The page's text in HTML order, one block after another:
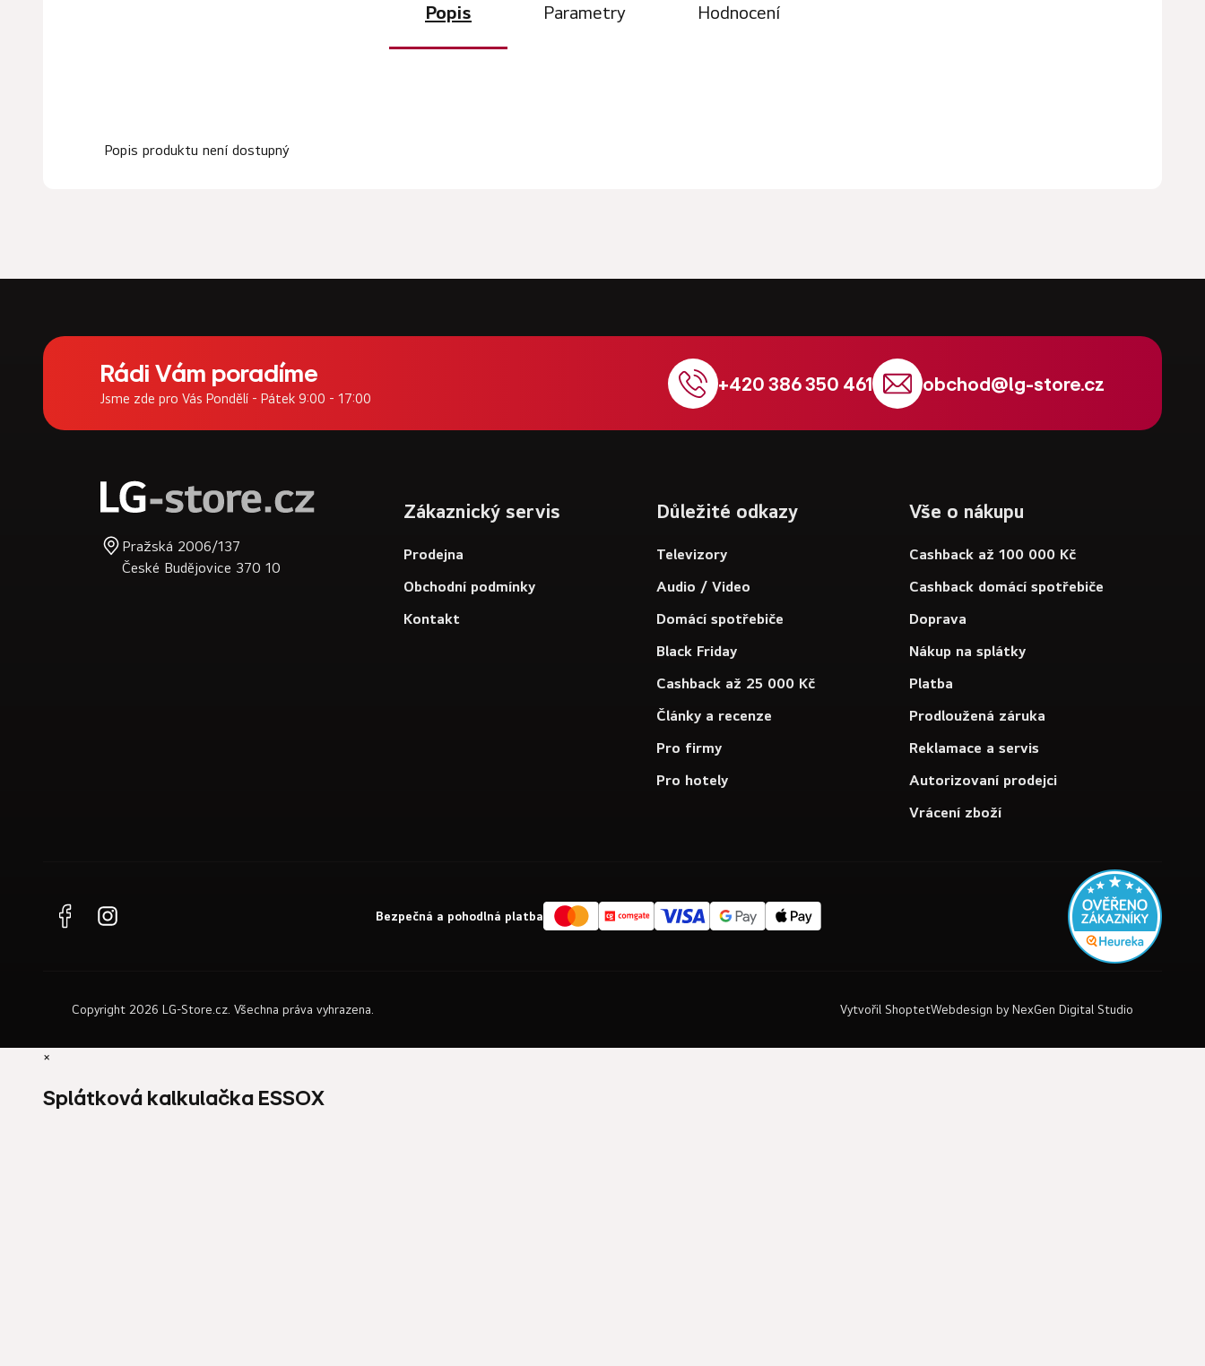
Popis Parametry Hodnocení
Popis produktu není dostupný
Rádi Vám poradíme
Jsme zde pro Vás Pondělí - Pátek 9:00 - 17:00
+420 386 350 461 obchod@lg-store.cz
Pražská 2006/137
České Budějovice 370 10
Zákaznický servis
Prodejna
Obchodní podmínky
Kontakt
Důležité odkazy
Televizory
Audio / Video
Domácí spotřebiče
Black Friday
Cashback až 25 000 Kč
Články a recenze
Pro firmy
Pro hotely
Vše o nákupu
Cashback až 100 000 Kč
Cashback domácí spotřebiče
Doprava
Nákup na splátky
Platba
Prodloužená záruka
Reklamace a servis
Autorizovaní prodejci
Vrácení zboží
Bezpečná a pohodlná platba
Webdesign by NexGen Digital Studio
Vytvořil Shoptet
Copyright 2026 LG-Store.cz . Všechna práva vyhrazena.
×
Splátková kalkulačka ESSOX